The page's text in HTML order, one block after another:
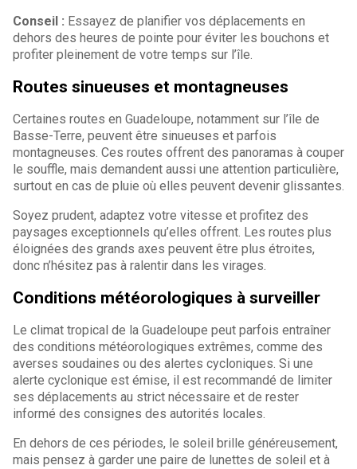
Conseil : Essayez de planifier vos déplacements en
dehors des heures de pointe pour éviter les bouchons et
profiter pleinement de votre temps sur l’île.
Routes sinueuses et montagneuses
Certaines routes en Guadeloupe, notamment sur l’île de
Basse-Terre, peuvent être sinueuses et parfois
montagneuses. Ces routes offrent des panoramas à couper
le souffle, mais demandent aussi une attention particulière,
surtout en cas de pluie où elles peuvent devenir glissantes.
Soyez prudent, adaptez votre vitesse et profitez des
paysages exceptionnels qu’elles offrent. Les routes plus
éloignées des grands axes peuvent être plus étroites,
donc n’hésitez pas à ralentir dans les virages.
Conditions météorologiques à surveiller
Le climat tropical de la Guadeloupe peut parfois entraîner
des conditions météorologiques extrêmes, comme des
averses soudaines ou des alertes cycloniques. Si une
alerte cyclonique est émise, il est recommandé de limiter
ses déplacements au strict nécessaire et de rester
informé des consignes des autorités locales.
En dehors de ces périodes, le soleil brille généreusement,
mais pensez à garder une paire de lunettes de soleil et à